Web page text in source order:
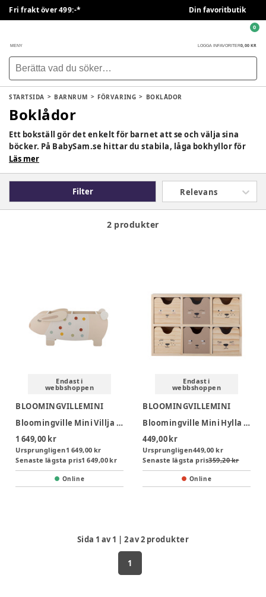
Fri frakt över 499:-* Din favoritbutik
MENY LOGGA IN FAVORITER0,00 KR
0
STARTSIDA BARNRUM FÖRVARING BOKLÅDOR
Boklådor
Ett bokställ gör det enkelt för barnet att se och välja sina
böcker. På BabySam.se hittar du stabila, låga bokhyllor för
barn i anpassad höjd, med barnvänliga mönster. Perfekt i
gemensam läsning.
Läs mer
Filter Relevans
2 produkter
Endast i
webbshoppen
BLOOMINGVILLEMINI
Bloomingville Mini Villja Boklåda - Kanin
1 649,00 kr
Ursprungligen1 649,00 kr
Senaste lägsta pris1 649,00 kr
Online
Endast i
webbshoppen
BLOOMINGVILLEMINI
Bloomingville Mini Hylla med Lådor Calle
449,00 kr
Ursprungligen449,00 kr
Senaste lägsta pris359,20 kr
Online
Sida 1 av1 | 2av2 produkter
1